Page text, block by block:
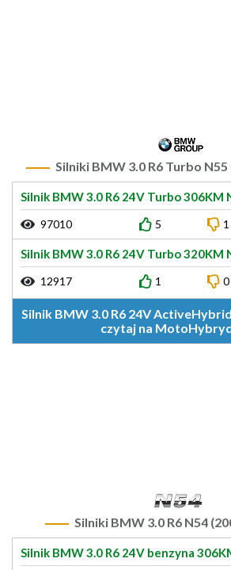
Silniki BMW 3.0 R6 Turbo N55
Silnik BMW 3.0 R6 24V Turbo 306KM
97010 5 1
Silnik BMW 3.0 R6 24V Turbo 320KM
12917 1 0
Silnik BMW 3.0 R6 24V
czytaj na
Silniki BMW 3.0 R6 N54
Silnik BMW 3.0 R6 24V benzyna